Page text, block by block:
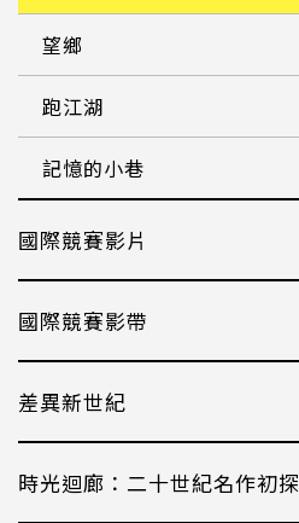
望鄉
跑江湖
記憶的小巷
國際競賽影片
國際競賽影帶
差異新世紀
時光迴廊：二十世紀名作初探